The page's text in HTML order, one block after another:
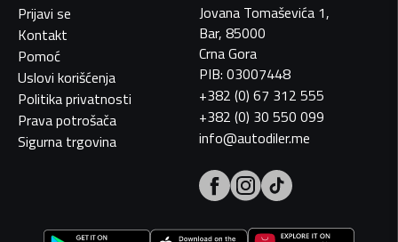
Prijavi se
Kontakt
Pomoć
Uslovi korišćenja
Politika privatnosti
Prava potrošača
Sigurna trgovina
Jovana Tomaševića 1,
Bar, 85000
Crna Gora
PIB: 03007448
+382 (0) 67 312 555
+382 (0) 30 550 099
info@autodiler.me